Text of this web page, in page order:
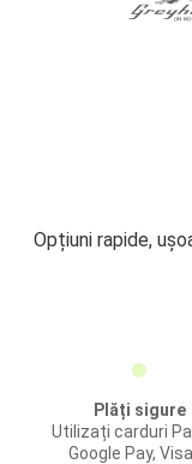
Opțiuni rapide,
Plăți sigure
Utilizați carduri
Google Pay,